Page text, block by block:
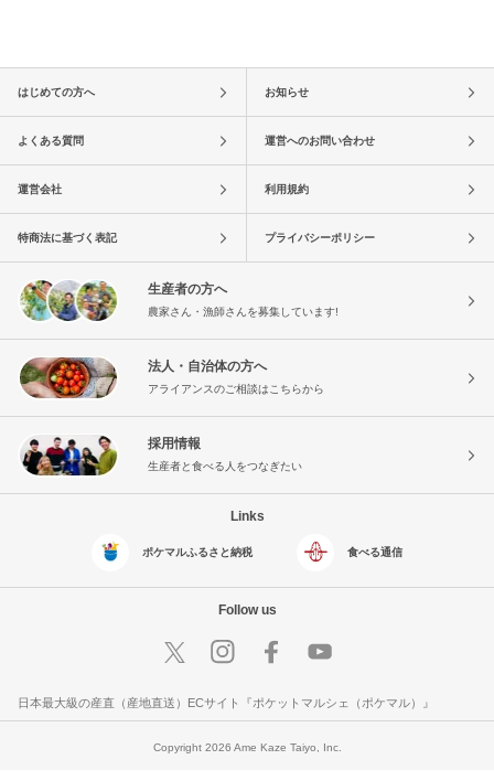
はじめての方へ お知らせ
よくある質問 運営へのお問い合わせ
運営会社 利用規約
特商法に基づく表記 プライバシーポリシー
生産者の方へ
農家さん・漁師さんを募集しています!
法人・自治体の方へ
アライアンスのご相談はこちらから
採用情報
生産者と食べる人をつなぎたい
Links
ポケマルふるさと納税 食べる通信
Follow us
日本最大級の産直（産地直送）ECサイト『ポケットマルシェ（ポケマル）』
Copyright 2026 Ame Kaze Taiyo, Inc.